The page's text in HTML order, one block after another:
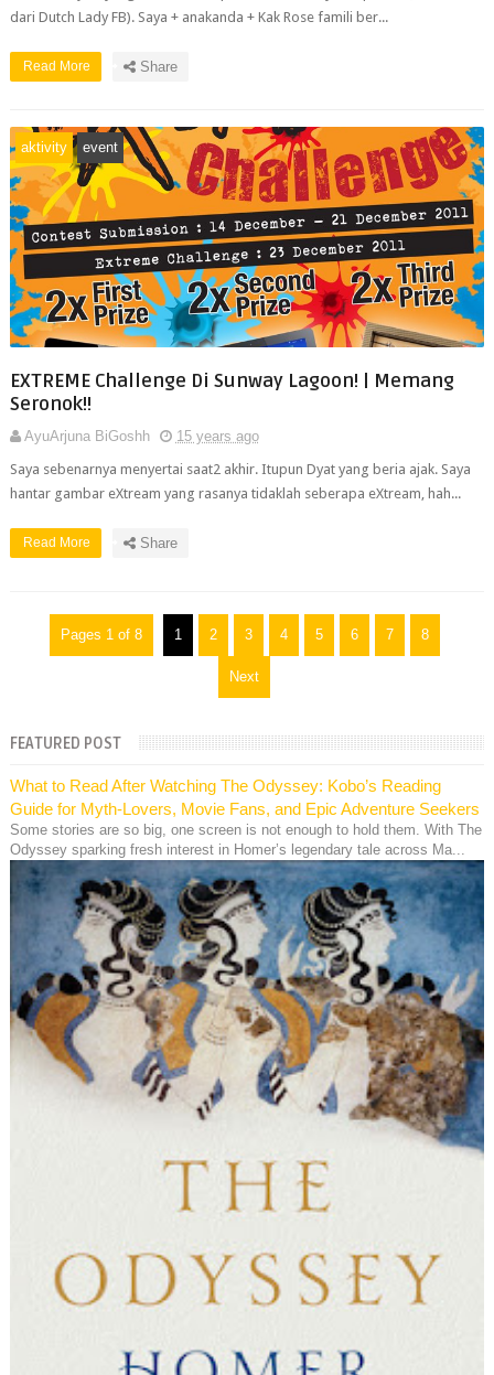
dari Dutch Lady FB). Saya + anakanda + Kak Rose famili ber...
Read More Share
aktivity event
EXTREME Challenge Di Sunway Lagoon! | Memang
Seronok!!
AyuArjuna BiGoshh
15 years ago
Saya sebenarnya menyertai saat2 akhir. Itupun Dyat yang beria ajak. Saya
hantar gambar eXtream yang rasanya tidaklah seberapa eXtream, hah...
Read More Share
Pages 1 of 8 1 2 3 4 5 6 7 8
Next
FEATURED POST
What to Read After Watching The Odyssey: Kobo’s Reading
Guide for Myth-Lovers, Movie Fans, and Epic Adventure Seekers
Some stories are so big, one screen is not enough to hold them. With The
Odyssey sparking fresh interest in Homer’s legendary tale across Ma...